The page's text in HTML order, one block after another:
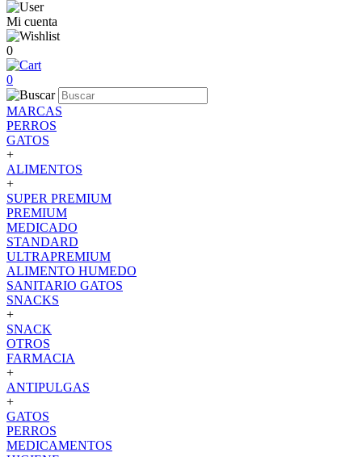
Mi cuenta
0
0
MARCAS
PERROS
GATOS
+
ALIMENTOS
+
SUPER PREMIUM
PREMIUM
MEDICADO
STANDARD
ULTRAPREMIUM
ALIMENTO HUMEDO
SANITARIO GATOS
SNACKS
+
SNACK
OTROS
FARMACIA
+
ANTIPULGAS
+
GATOS
PERROS
MEDICAMENTOS